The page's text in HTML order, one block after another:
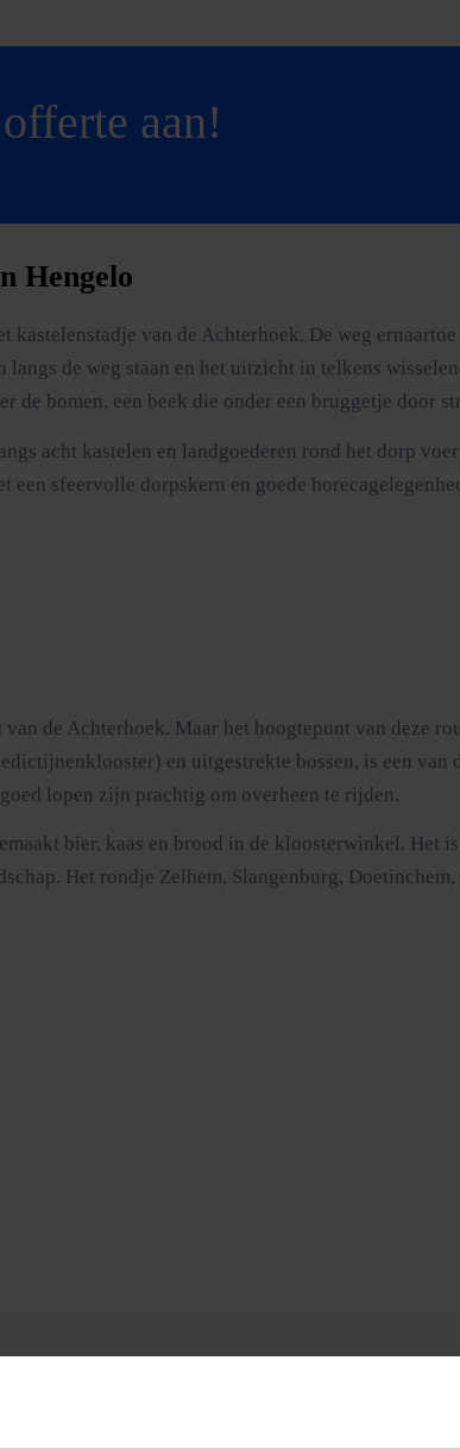
aan!
Hengelo
van de Achterhoek. De weg
de weg staan en het uitzicht in telkens
de bomen, een beek die onder een bruggetje door
acht kastelen en landgoederen rond het dorp
sfeervolle dorpskern en goede
de Achterhoek. Maar het hoogtepunt van deze
en uitgestrekte bossen, is een van
lopen zijn prachtig om overheen te rijden.
bier, kaas en brood in de kloosterwinkel. Het
Het rondje Zelhem, Slangenburg,